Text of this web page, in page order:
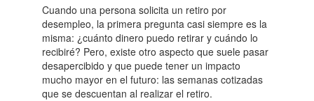
Cuando una persona solicita un retiro por
desempleo, la primera pregunta casi siempre es la
misma: ¿cuánto dinero puedo retirar y cuándo lo
recibiré? Pero, existe otro aspecto que suele pasar
desapercibido y que puede tener un impacto
mucho mayor en el futuro: las semanas cotizadas
que se descuentan al realizar el retiro.